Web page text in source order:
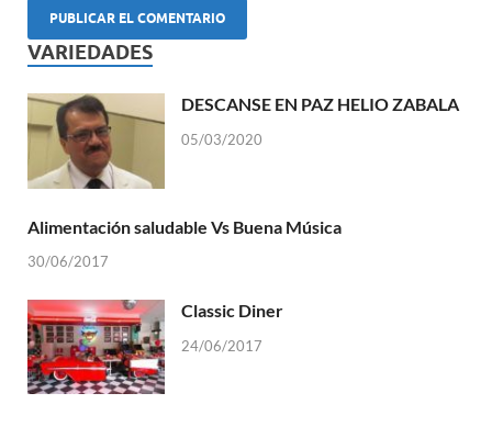
VARIEDADES
DESCANSE EN PAZ HELIO ZABALA
05/03/2020
Alimentación saludable Vs Buena Música
30/06/2017
Classic Diner
24/06/2017